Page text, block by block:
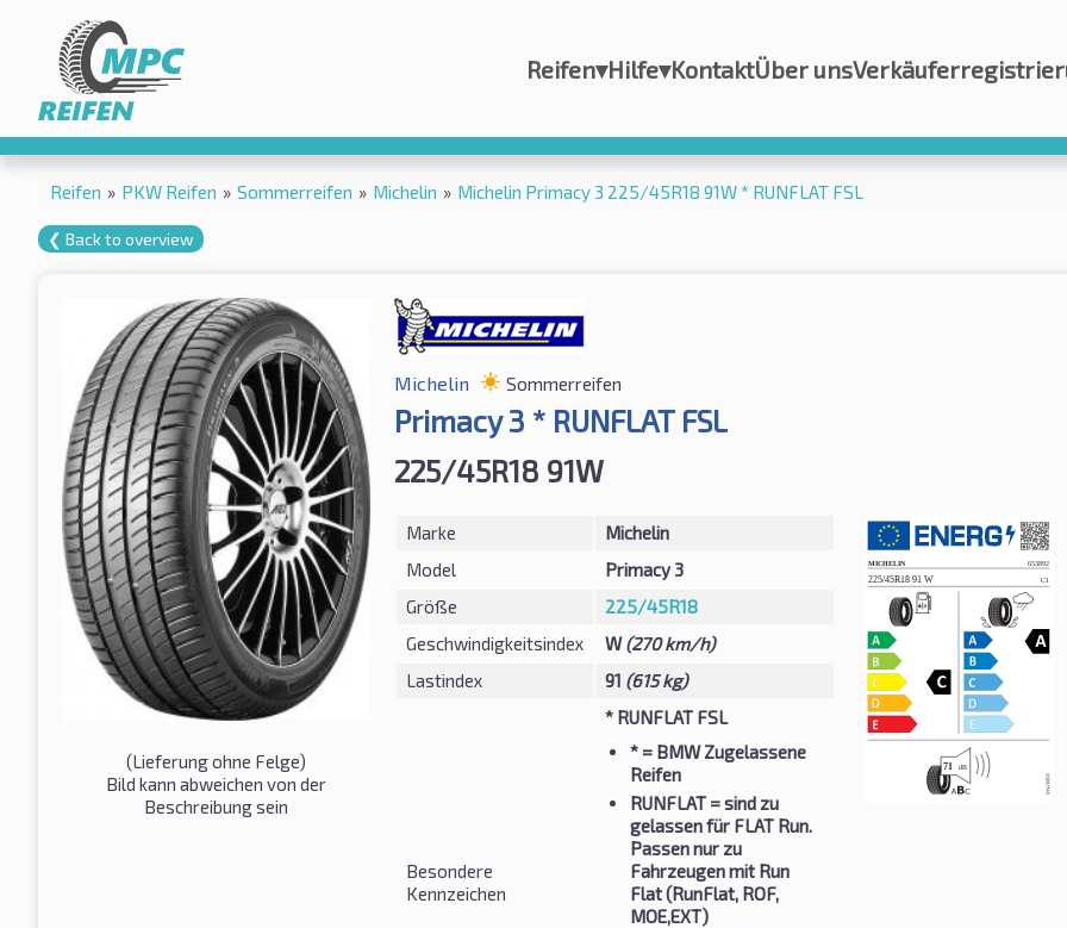
Reifen▾Hilfe▾KontaktÜber uns
Reifen » PKW Reifen » Sommerreifen » Michelin » Michelin Primacy 3 225/45R18 91W * RUNFLAT FSL
❮ Back to overview
(Lieferung ohne Felge)
Bild kann abweichen von der
Beschreibung sein
Michelin Sommerreifen
Primacy 3 * RUNFLAT FSL
225/45R18 91W
Marke
Michelin
Model
Primacy 3
Größe
225/45R18
Geschwindigkeitsindex
W(270 km/h)
Lastindex
91 (615 kg)
Besondere
Kennzeichen
* RUNFLAT FSL
*= BMW Zugelassene
Reifen
RUNFLAT= sind zu
gelassen für FLAT Run.
Passen nur zu
Fahrzeugen mit Run
Flat (RunFlat, ROF,
MOE,EXT)